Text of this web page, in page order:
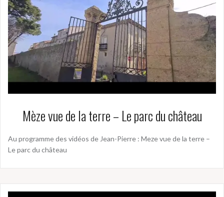
Mèze vue de la terre – Le parc du château
Au programme des vidéos de Jean-Pierre : Meze vue de la terre –
Le parc du château